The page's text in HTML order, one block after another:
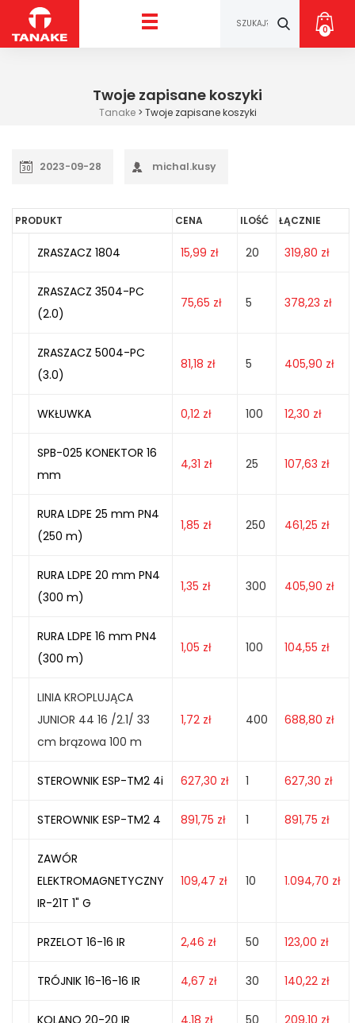
0
Twoje zapisane koszyki
Tanake> Twoje zapisane koszyki
2023-09-28 michal.kusy
PRODUKT CENA ILOŚĆ ŁĄCZNIE
ZRASZACZ 1804 15,99 zł 20 319,80 zł
ZRASZACZ 3504-PC
(2.0)
75,65 zł 5 378,23 zł
ZRASZACZ 5004-PC
(3.0)
81,18 zł 5 405,90 zł
WKŁUWKA 0,12 zł 100 12,30 zł
SPB-025 KONEKTOR 16
mm
4,31 zł 25 107,63 zł
RURA LDPE 25 mm PN4
(250 m)
1,85 zł 250 461,25 zł
RURA LDPE 20 mm PN4
(300 m)
1,35 zł 300 405,90 zł
RURA LDPE 16 mm PN4
(300 m)
1,05 zł 100 104,55 zł
LINIA KROPLUJĄCA
JUNIOR 44 16 /2.1/ 33
cm brązowa 100 m
1,72 zł 400 688,80 zł
STEROWNIK ESP-TM2 4i 627,30 zł 1 627,30 zł
STEROWNIK ESP-TM2 4 891,75 zł 1 891,75 zł
ZAWÓR
ELEKTROMAGNETYCZNY
IR-21T 1" G
109,47 zł 10 1.094,70 zł
PRZELOT 16-16 IR 2,46 zł 50 123,00 zł
TRÓJNIK 16-16-16 IR 4,67 zł 30 140,22 zł
KOLANO 20-20 IR 4,18 zł 50 209,10 zł